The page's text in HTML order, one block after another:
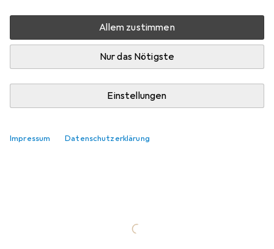
Allem zustimmen
Nur das Nötigste
Einstellungen
Impressum Datenschutzerklärung